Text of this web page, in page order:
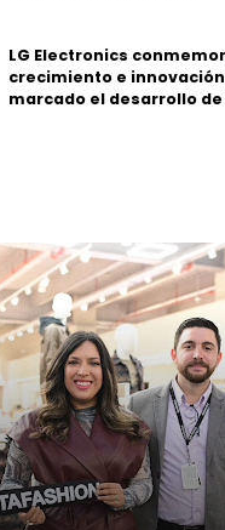
LG Electronics
crecimiento e
marcado el desarrollo